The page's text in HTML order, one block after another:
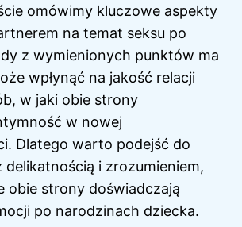
omówimy kluczowe aspekty
na temat seksu po
z wymienionych punktów ma
wpłynąć na jakość relacji
w jaki obie strony
w nowej
Dlatego warto podejść do
i zrozumieniem,
obie strony doświadczają
po narodzinach dziecka.